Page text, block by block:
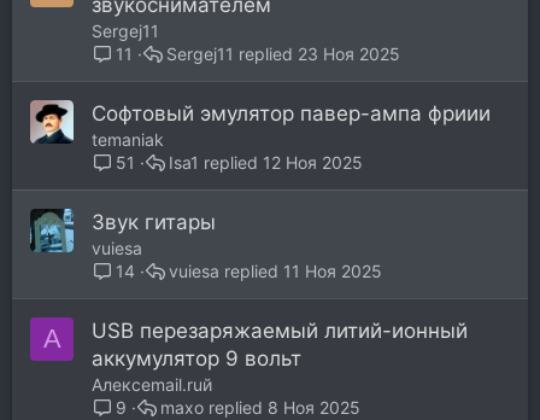
звукоснимателем
Sergej11
11
23 Ноя 2025
Sergej11
Софтовый эмулятор павер-ампа фриии
temaniak
51
12 Ноя 2025
Isa1
Звук гитары
vuiesa
14
11 Ноя 2025
vuiesa
А
USB перезаряжаемый литий-ионный
аккумулятор 9 вольт
Алексеmail.ruй
9
8 Ноя 2025
maxo